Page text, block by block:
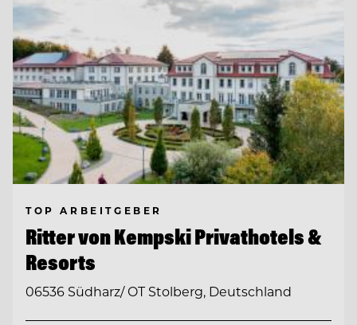
TOP ARBEITGEBER
Ritter von Kempski Privathotels &
Resorts
06536 Südharz/ OT Stolberg, Deutschland